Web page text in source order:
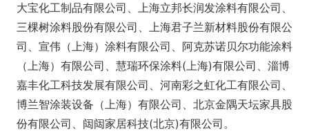
大宝化工制品有限公司、上海立邦长润发涂料有限公司、
三棵树涂料股份有限公司、上海君子兰新材料股份有限公
司、宣伟（上海）涂料有限公司、阿克苏诺贝尔功能涂料
（上海）有限公司、慧瑞环保涂料(上海)有限公司、淄博
嘉丰化工科技发展有限公司、河南彩之虹化工有限公司、
博兰智涂装设备（上海）有限公司、北京金隅天坛家具股
份有限公司、闼闼家居科技(北京)有限公司。